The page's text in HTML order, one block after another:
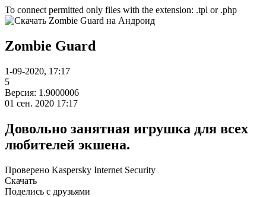
To connect permitted only files with the extension: .tpl or .php
Zombie Guard
1-09-2020, 17:17
5
Версия: 1.9000006
01 сен. 2020 17:17
Довольно занятная игрушка для всех
любителей экшена.
Проверено Kaspersky Internet Security
Скачать
Поделись с друзьями